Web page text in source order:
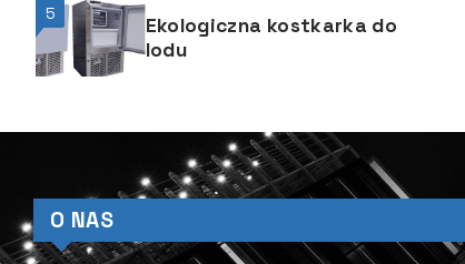
5
Ekologiczna kostkarka do
lodu
O NAS